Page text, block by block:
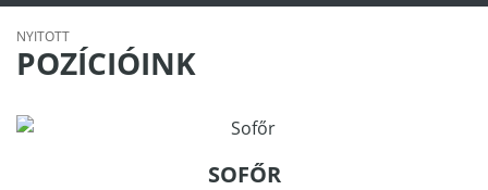
NYITOTT
POZÍCIÓINK
​SOFŐR